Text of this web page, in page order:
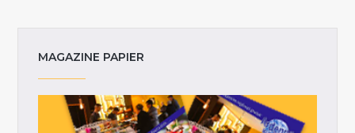
MAGAZINE PAPIER